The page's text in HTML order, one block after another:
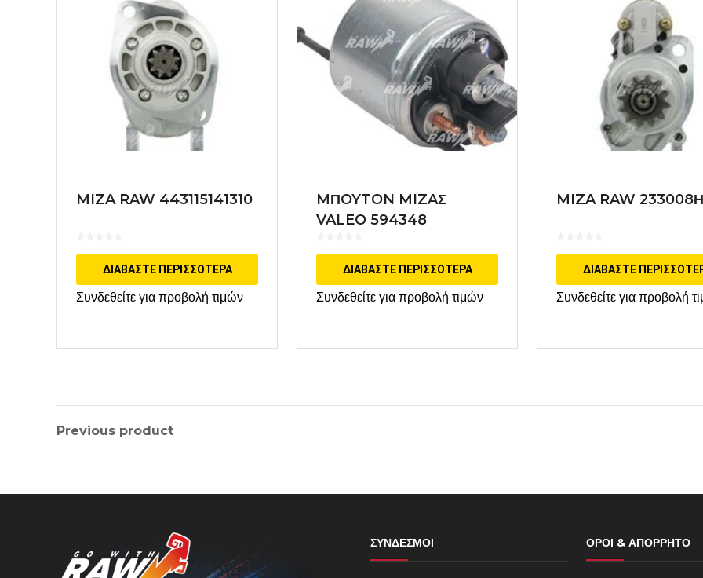
MIZA RAW 443115141310
ΔΙΑΒΆΣΤΕ ΠΕΡΙΣΣΌΤΕΡΑ
Συνδεθείτε για προβολή τιμών
MΠOYTON MIZAΣ
VALEO 594348
ΔΙΑΒΆΣΤΕ ΠΕΡΙΣΣΌΤΕΡΑ
Συνδεθείτε για προβολή τιμών
MIZA RAW
ΔΙΑΒΆΣΤΕ
Συνδεθείτε για προβολή
Previous product
ΣΎΝΔΕΣΜΟΙ ΌΡΟΙ & ΑΠΌΡΡΗΤΟ